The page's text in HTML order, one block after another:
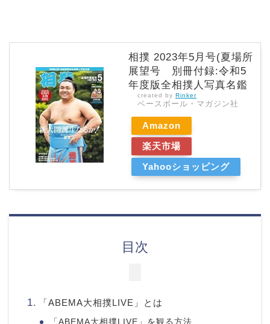
相撲 2023年5月号(夏場所
展望号 別冊付録:令和5
年度版全相撲人写真名鑑
created by Rinker
ベースボール・マガジン社
Amazon
楽天市場
Yahooショッピング
目次
「ABEMA大相撲LIVE」とは
「ABEMA大相撲LIVE」を観る方法